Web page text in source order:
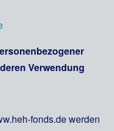
Verwendung
fonds.de werden